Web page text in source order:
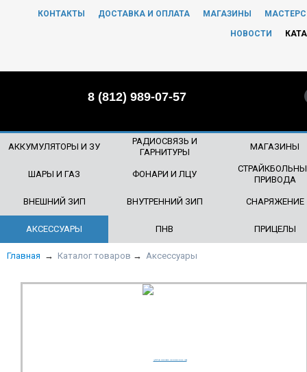
КОНТАКТЫ ДОСТАВКА И ОПЛАТА МАГАЗИНЫ
НОВОСТИ
8 (812) 989-07-57
АККУМУЛЯТОРЫ И ЗУ
РАДИОСВЯЗЬ И
ГАРНИТУРЫ
МАГАЗИНЫ
ШАРЫ И ГАЗ ФОНАРИ И ЛЦУ
ПРИВОДА
ВНЕШНИЙ ЗИП ВНУТРЕННИЙ ЗИП СНАРЯЖЕНИЕ
АКСЕССУАРЫ ПНВ ПРИЦЕЛЫ
Главная → Каталог товаров → Аксессуары
ЧТО БУДЕМ ИСКАТЬ?